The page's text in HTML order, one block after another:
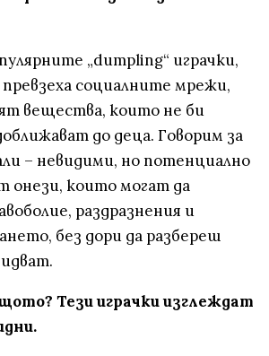
„dumpling“ играчки,
социалните мрежи,
вещества, които не би
до деца. Говорим за
– невидими, но потенциално
онези, които могат да
раздразнения и
без дори да разбереш
Тези играчки изглеждат